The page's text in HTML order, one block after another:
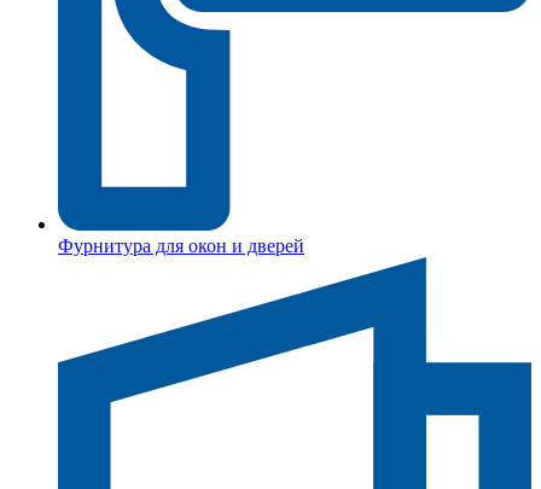
Фурнитура для окон и дверей